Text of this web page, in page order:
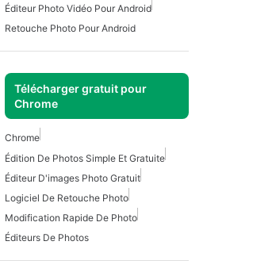
Éditeur Photo Vidéo Pour Android
Retouche Photo Pour Android
Télécharger gratuit pour
Chrome
Chrome
Édition De Photos Simple Et Gratuite
Éditeur D'images Photo Gratuit
Logiciel De Retouche Photo
Modification Rapide De Photo
Éditeurs De Photos